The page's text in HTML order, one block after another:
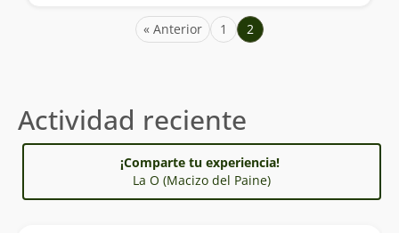
« Anterior 1 2
Actividad reciente
¡Comparte tu experiencia!
La O (Macizo del Paine)